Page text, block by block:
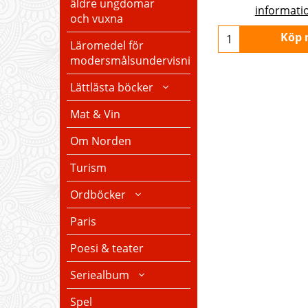
äldre ungdomar
och vuxna
Läromedel för
modersmålsundervisning
Lättlästa böcker
Mat & Vin
Om Norden
Turism
Ordböcker
Paris
Poesi & teater
Seriealbum
Spel
Köp